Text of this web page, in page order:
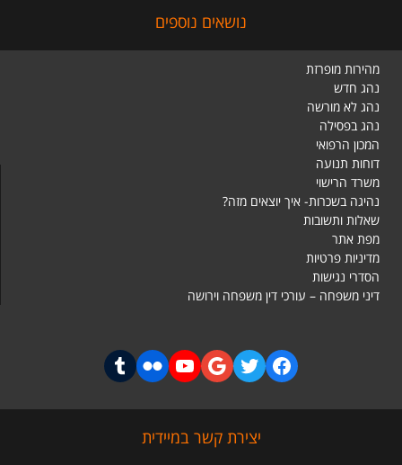
נושאים נוספים
מהירות מופרזת
נהג חדש
נהג לא מורשה
נהג בפסילה
המכון הרפואי
דוחות תנועה
משרד הרישוי
נהיגה בשכרות- איך יוצאים מזה?
שאלות ותשובות
מפת אתר
מדיניות פרטיות
הסדרי נגישות
דיני משפחה – עורכי דין משפחה וירושה
יצירת קשר במיידית